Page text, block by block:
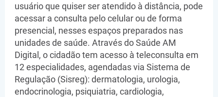
usuário que quiser ser atendido à distância, pode
acessar a consulta pelo celular ou de forma
presencial, nesses espaços preparados nas
unidades de saúde. Através do Saúde AM
Digital, o cidadão tem acesso à teleconsulta em
12 especialidades, agendadas via Sistema de
Regulação (Sisreg): dermatologia, urologia,
endocrinologia, psiquiatria, cardiologia,